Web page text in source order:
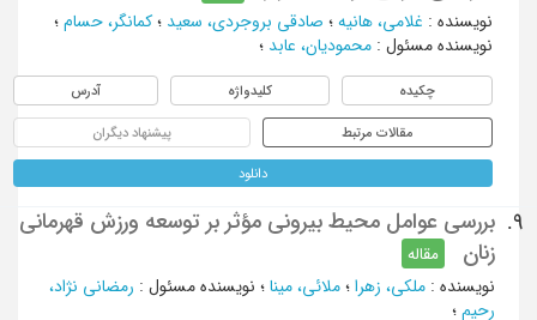
نویسنده: غلامی، هانیه؛ صادقی بروجردی، سعید؛ کمانگر، حسام؛
نویسنده مسئول : محمودیان، عابد؛
چکیده کلیدواژه آدرس
مقالات مرتبط پیشنهاد دیگران
دانلود
9.
بررسی عوامل محیط بیرونی مؤثر بر توسعه ورزش قهرمانی
زنان
مقاله
نویسنده: ملکی، زهرا ؛ ملائی، مینا؛ نویسنده مسئول : رمضانی نژاد،
رحیم؛